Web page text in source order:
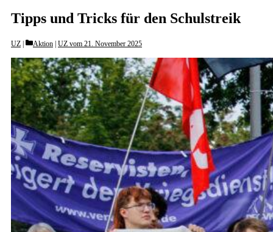
Tipps und Tricks für den Schulstreik
UZ Categories
Aktion UZ vom 21. November 2025